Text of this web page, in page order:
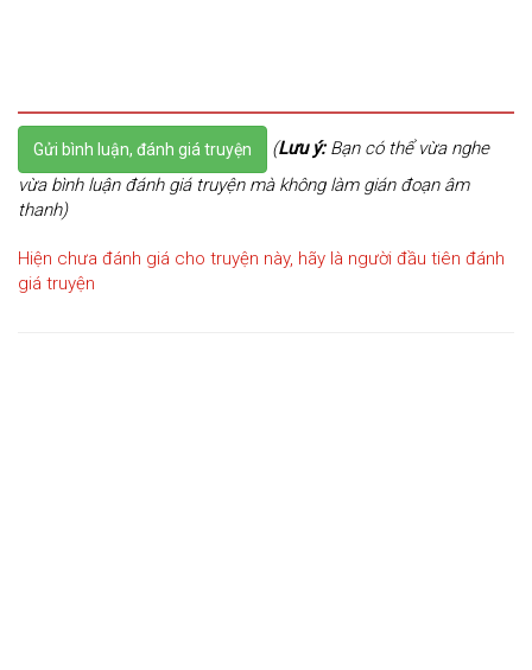
Gửi bình luận, đánh giá truyện (Lưu ý:Bạn có thể vừa nghe
vừa bình luận đánh giá truyện mà không làm gián đoạn âm
thanh)
Hiện chưa đánh giá cho truyện này, hãy là người đầu tiên đánh
giá truyện